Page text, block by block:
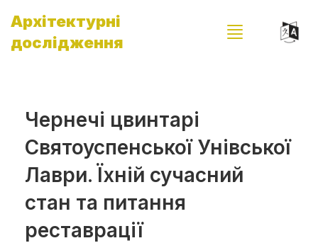
Архітектурні
дослідження
Чернечі цвинтарі
Святоуспенської Унівської
Лаври. Їхній сучасний
стан та питання
реставрації